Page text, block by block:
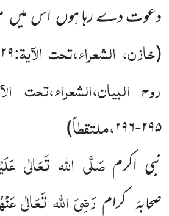
دعوت دے رہا ہوں اس میں
(خازن، الشعراء،تحت الآیۃ:
روح البیان،الشعراء،تحت
۲۹۵-۲۹۶،ملتقطاً)
نبی اکرمصَلَّی اللہ تَعَالٰی
صحابۂ کرامرَضِیَ اللہ تَعَالٰی